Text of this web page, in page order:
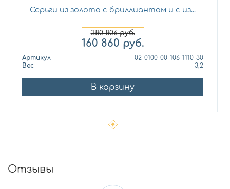
Серьги из золота с бриллиантом и с из...
380 806руб.
160 860 руб.
Артикул
02-0100-00-106-1110-30
Вес
3,2
В корзину
Отзывы